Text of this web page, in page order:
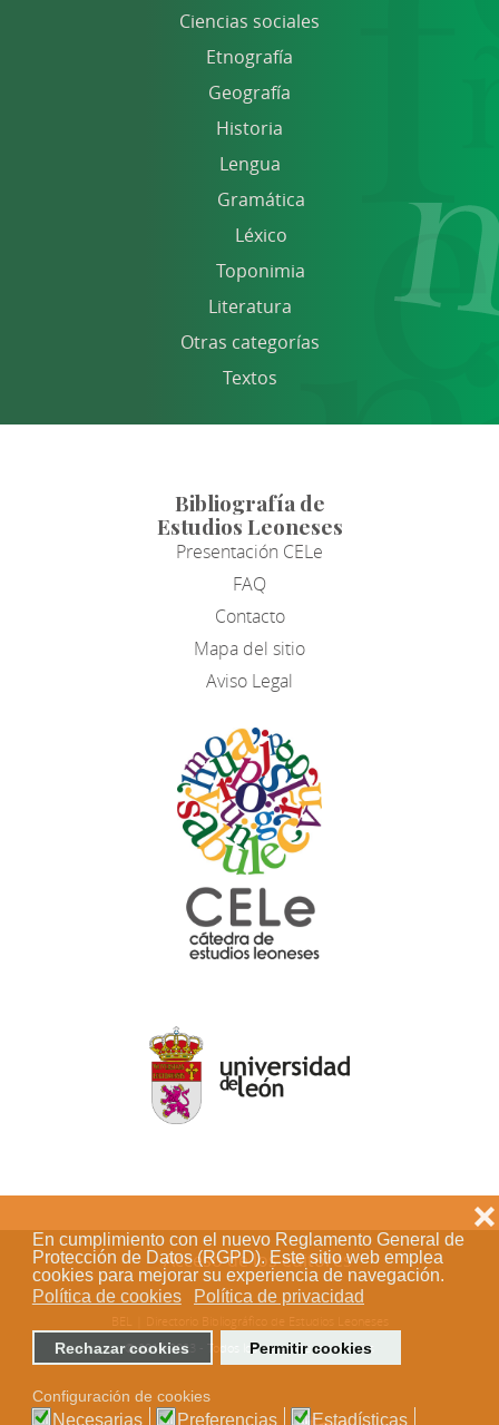
En cumplimiento con el nuevo Reglamento General de
Protección de Datos (RGPD). Este sitio web emplea
cookies para mejorar su experiencia de navegación.
Política de cookies
Política de privacidad
Rechazar cookies Permitir cookies
❌
Configuración de cookies
Necesarias Preferencias Estadísticas
Ciencias sociales
Etnografía
Geografía
Historia
Lengua
Gramática
Léxico
Toponimia
Literatura
Otras categorías
Textos
Bibliografía de
Estudios Leoneses
Presentación CELe
FAQ
Contacto
Mapa del sitio
Aviso Legal
Acceso de los editores
© 2018-2023 - Todos los derechos reservados